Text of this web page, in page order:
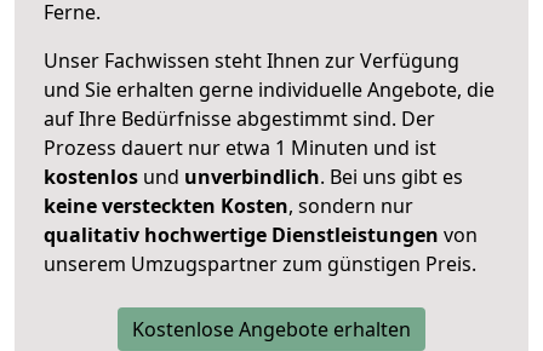
Ferne.
Unser Fachwissen steht Ihnen zur Verfügung
und Sie erhalten gerne individuelle Angebote, die
auf Ihre Bedürfnisse abgestimmt sind. Der
Prozess dauert nur etwa 1 Minuten und ist
kostenlos und unverbindlich. Bei uns gibt es
keine versteckten Kosten, sondern nur
qualitativ hochwertige Dienstleistungen von
unserem Umzugspartner zum günstigen Preis.
Kostenlose Angebote erhalten